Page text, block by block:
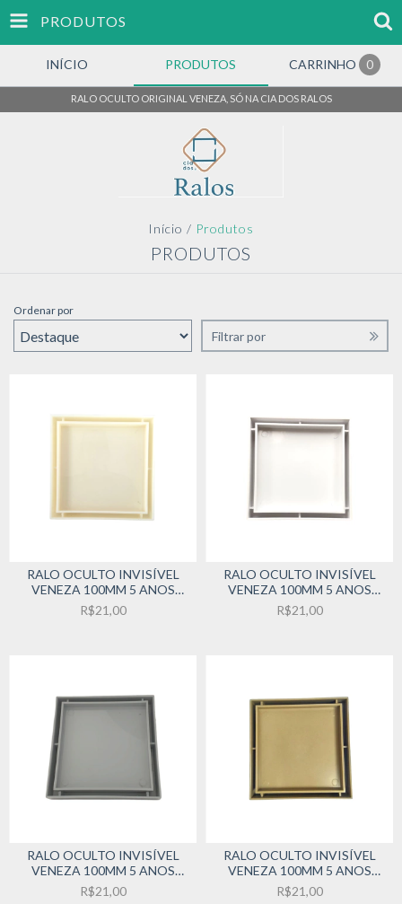
PRODUTOS
INÍCIO PRODUTOS CARRINHO 0
RALO OCULTO ORIGINAL VENEZA, SÓ NA CIA DOS RALOS
Início / Produtos
PRODUTOS
Ordenar por
Filtrar por
RALO OCULTO INVISÍVEL
VENEZA 100MM 5 ANOS
GARANTIA BEGE
R$21,00
RALO OCULTO INVISÍVEL
VENEZA 100MM 5 ANOS
GARANTIA BRANCO
R$21,00
RALO OCULTO INVISÍVEL
VENEZA 100MM 5 ANOS
GARANTIA CINZA
R$21,00
RALO OCULTO INVISÍVEL
VENEZA 100MM 5 ANOS
GARANTIA MARROM
R$21,00